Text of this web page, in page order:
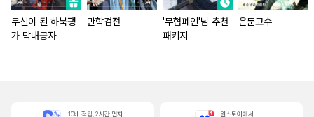
무신이 된 하북팽
가 막내공자
만학검전
'무협폐인'님 추천
패키지
은둔고수
10배 적립, 2시간 먼저 원스토어에서